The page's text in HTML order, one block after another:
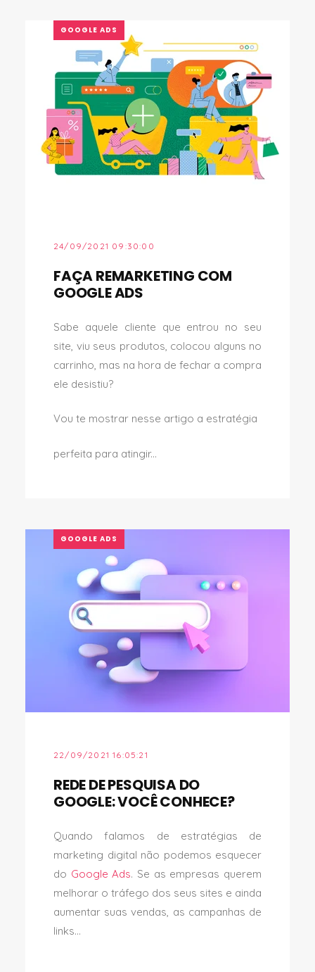
GOOGLE ADS
24/09/2021 09:30:00
FAÇA REMARKETING COM
GOOGLE ADS
Sabe aquele cliente que entrou no seu
site, viu seus produtos, colocou alguns no
carrinho, mas na hora de fechar a compra
ele desistiu?
Vou te mostrar nesse artigo a estratégia
perfeita para atingir...
GOOGLE ADS
22/09/2021 16:05:21
REDE DE PESQUISA DO
GOOGLE: VOCÊ CONHECE?
Quando falamos de estratégias de
marketing digital não podemos esquecer
do Google Ads. Se as empresas querem
melhorar o tráfego dos seus sites e ainda
aumentar suas vendas, as campanhas de
links...